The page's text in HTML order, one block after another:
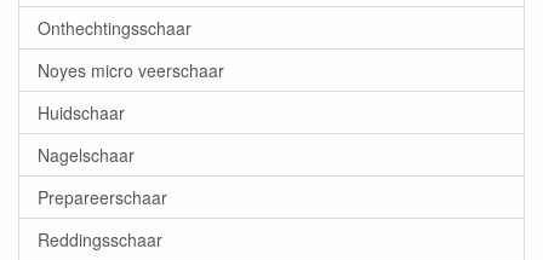
Onthechtingsschaar
Noyes micro veerschaar
Huidschaar
Nagelschaar
Prepareerschaar
Reddingsschaar